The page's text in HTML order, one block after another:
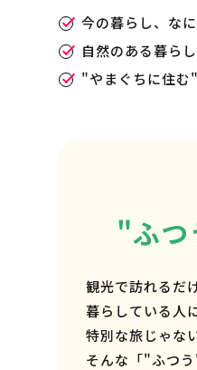
今の暮らし、な
自然のある暮ら
"やまぐちに住む
"ふつ
観光で訪れるだ
暮らしている人
特別な旅じゃな
そんな「"ふつ